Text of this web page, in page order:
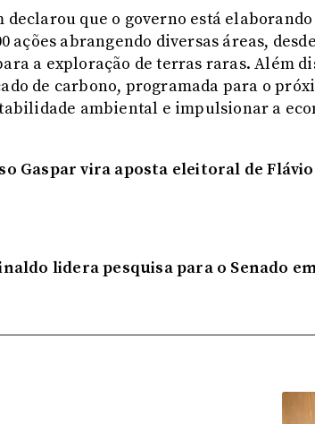
declarou que o governo está
ações abrangendo diversas áreas,
a exploração de terras raras. Além
de carbono, programada para o
ambiental e impulsionar a
Gaspar vira aposta eleitoral de
lidera pesquisa para o Senado